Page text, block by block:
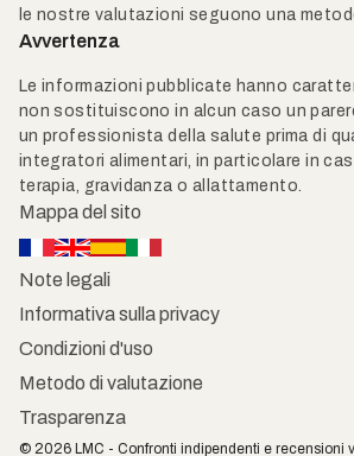
le nostre valutazioni seguono una
Avvertenza
Le informazioni pubblicate hanno
non sostituiscono in alcun caso un
un professionista della salute prima di
integratori alimentari, in particolare in
terapia, gravidanza o allattamento.
© 2026 LMC - Confronti indipendenti e recensioni
Mappa del sito
Note legali
Informativa sulla privacy
Condizioni d'uso
Metodo di valutazione
Trasparenza